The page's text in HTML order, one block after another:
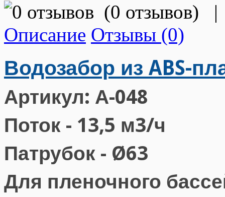
(0 отзывов) |
Описание Отзывы (0)
Водозабор из ABS-
Артикул: А-048
Поток - 13,5 м3/ч
Патрубок - Ø63
Для пленочного